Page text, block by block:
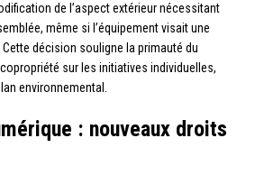
de l’aspect extérieur nécessitant
même si l’équipement visait une
décision souligne la primauté du
sur les initiatives individuelles,
environnemental.
: nouveaux droits